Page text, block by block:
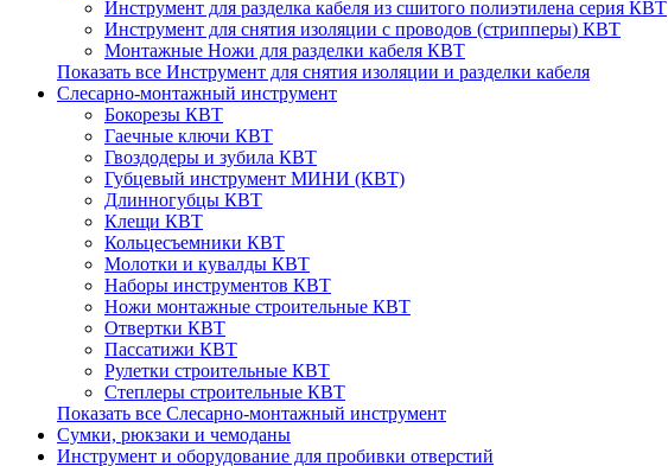
Инструмент для разделка кабеля из сшитого полиэтилена серия КВТ
Инструмент для снятия изоляции с проводов (стрипперы) КВТ
Монтажные Ножи для разделки кабеля КВТ
Показать все Инструмент для снятия изоляции и разделки кабеля
Слесарно-монтажный инструмент
Бокорезы КВТ
Гаечные ключи КВТ
Гвоздодеры и зубила КВТ
Губцевый инструмент МИНИ (КВТ)
Длинногубцы КВТ
Клещи КВТ
Кольцесъемники КВТ
Молотки и кувалды КВТ
Наборы инструментов КВТ
Ножи монтажные строительные КВТ
Отвертки КВТ
Пассатижи КВТ
Рулетки строительные КВТ
Степлеры строительные КВТ
Показать все Слесарно-монтажный инструмент
Сумки, рюкзаки и чемоданы
Инструмент и оборудование для пробивки отверстий